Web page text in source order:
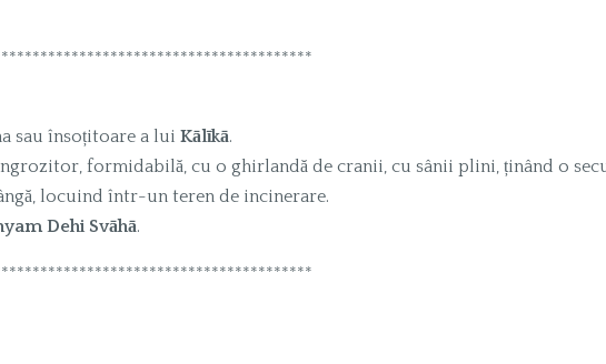
sau însoțitoare a lui Kālīkā.
formidabilă, cu o ghirlandă de cranii, cu sânii plini, ținând o
locuind într-un teren de incinerare.
Dehi Svāhā.